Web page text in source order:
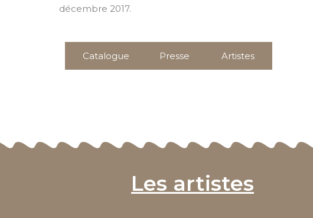
décembre 2017.
Catalogue Presse Artistes
Les artistes